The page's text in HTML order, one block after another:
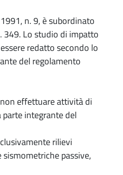
n. 9, è subordinato
349. Lo studio di impatto
redatto secondo lo
del regolamento
non effettuare attività di
parte integrante del
rilievi
passive,